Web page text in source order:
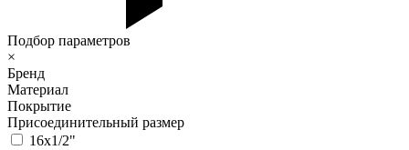
Подбор параметров
×
Бренд
Материал
Покрытие
Присоединительный размер
16х1/2"